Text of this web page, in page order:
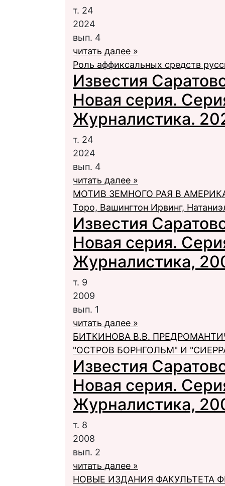
т. 24
2024
вып. 4
читать далее »
Роль аффиксальных средств
Известия
Новая серия.
Журналистика.
т. 24
2024
вып. 4
читать далее »
МОТИВ ЗЕМНОГО РАЯ В
Торо, Вашингтон Ирвинг,
Известия
Новая серия.
Журналистика,
т. 9
2009
вып. 1
читать далее »
БИТКИНОВА В.В.
"ОСТРОВ БОРНГОЛЬМ" И
Известия
Новая серия.
Журналистика,
т. 8
2008
вып. 2
читать далее »
НОВЫЕ ИЗДАНИЯ ФАКУЛЬТЕТА